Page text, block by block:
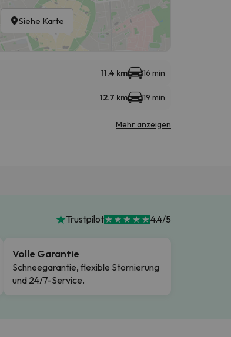
Siehe Karte
11.4 km 16 min
12.7 km 19 min
Mehr anzeigen
Trustpilot 4.4/5
Volle Garantie
Schneegarantie, flexible Stornierung
und 24/7-Service.